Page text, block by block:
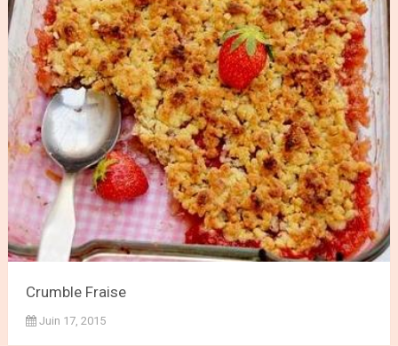
Crumble Fraise
Juin 17, 2015